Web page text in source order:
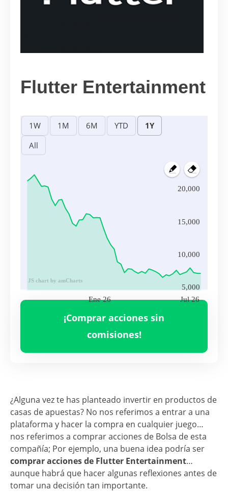
Flutter Entertainment
Ene 26 Jul 26
5,000
10,000
15,000
20,000
JS chart by amCharts
363,834.00
¡Comprar acciones sin
comisiones!
¿Alguna vez te has planteado invertir en productos de
casas de apuestas? No nos referimos a entrar a una
plataforma y hacer la compra en cualquier juego…
nos referimos a comprar acciones de Bolsa de esta
compañía; Por ejemplo, una buena idea podría ser
comprar acciones de Flutter Entertainment…
aunque habrá que hacer algunas reflexiones antes de
tomar una decisión tan importante.